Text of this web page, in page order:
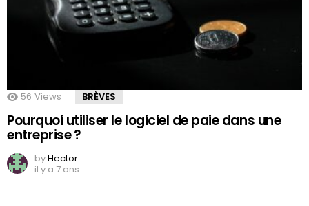
56 Views BRÈVES
Pourquoi utiliser le logiciel de paie dans une
entreprise ?
byHector
il y a 7 ans